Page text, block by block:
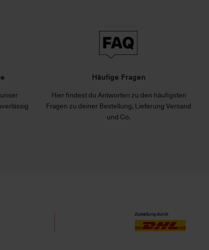
Häufige Fragen
Hier findest du Antworten zu den häufigsten
Fragen zu deiner Bestellung, Lieferung Versand
und Co.